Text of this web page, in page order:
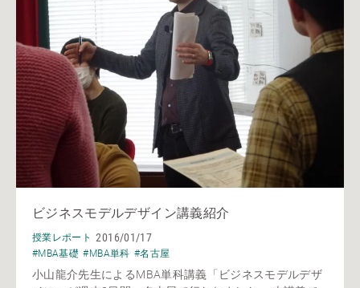
ビジネスモデルデザイン講義紹介
授業レポート 2016/01/17
#MBA基礎 #MBA単科 #名古屋
小山龍介先生によるMBA単科講義「ビジネスモデルデザ